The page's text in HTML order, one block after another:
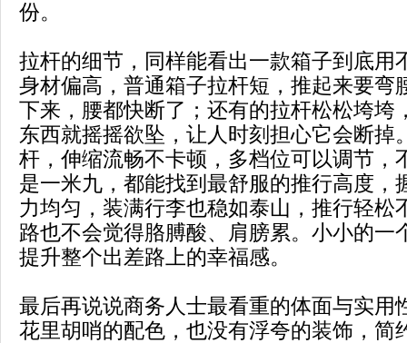
份。
拉杆的细节，同样能看出一款箱子到底用
身材偏高，普通箱子拉杆短，推起来要弯
下来，腰都快断了；还有的拉杆松松垮垮
东西就摇摇欲坠，让人时刻担心它会断掉
杆，伸缩流畅不卡顿，多档位可以调节，
是一米九，都能找到最舒服的推行高度，
力均匀，装满行李也稳如泰山，推行轻松
路也不会觉得胳膊酸、肩膀累。小小的一
提升整个出差路上的幸福感。
最后再说说商务人士最看重的体面与实用
花里胡哨的配色，也没有浮夸的装饰，简